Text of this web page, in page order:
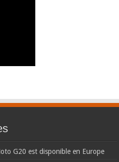
G20 est disponible en Europe